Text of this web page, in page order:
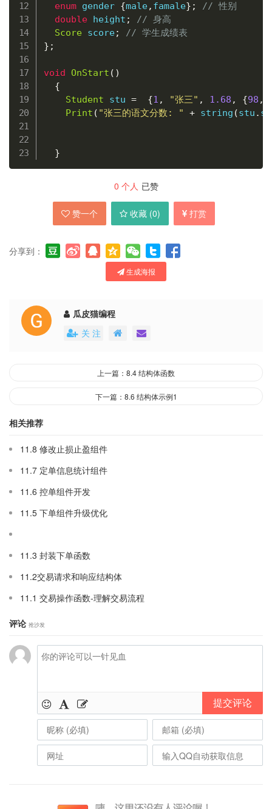
enum gender {male, famale} ;
// 性别
double height ;
// 身高
Score score;
// 学生成绩表
} ;
void OnStart ( )
{
Student stu = {1 , "张三" , 1.68 , {98 ,
Print ( "张三的语文分数: " + string (stu .
}
0 个人 已赞
赞一个 收藏 (0) 打赏
分享到：
生成海报
瓜皮猫编程
关 注
上一篇：8.4 结构体函数
下一篇：8.6 结构体示例1
相关推荐
11.8 修改止损止盈组件
11.7 定单信息统计组件
11.6 控单组件开发
11.5 下单组件升级优化
11.3 封装下单函数
11.2交易请求和响应结构体
11.1 交易操作函数-理解交易流程
评论 抢沙发
提交评论